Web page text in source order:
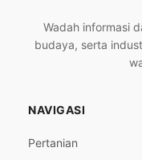
Wadah informasi
budaya, serta
NAVIGASI
Pertanian